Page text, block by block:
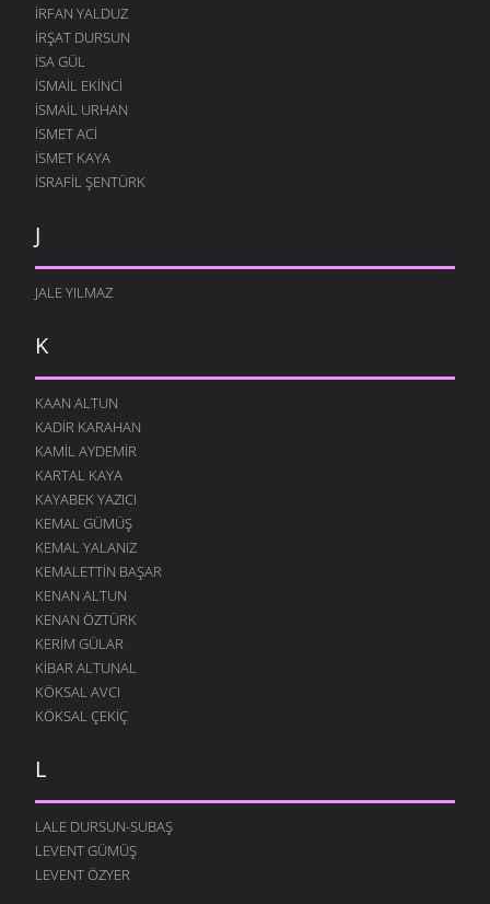
İRFAN YALDUZ
İRŞAT DURSUN
ISA GÜL
ISMAIL EKINCI
İSMAIL URHAN
İSMET ACI
ISMET KAYA
İSRAFIL ŞENTÜRK
J
JALE YILMAZ
K
KAAN ALTUN
KADIR KARAHAN
KAMIL AYDEMIR
KARTAL KAYA
KAYABEK YAZICI
KEMAL GÜMÜŞ
KEMAL YALANIZ
KEMALETTIN BAŞAR
KENAN ALTUN
KENAN ÖZTÜRK
KERIM GÜLAR
KIBAR ALTUNAL
KÖKSAL AVCI
KÖKSAL ÇEKIÇ
L
LALE DURSUN-SUBAŞ
LEVENT GÜMÜŞ
LEVENT ÖZYER